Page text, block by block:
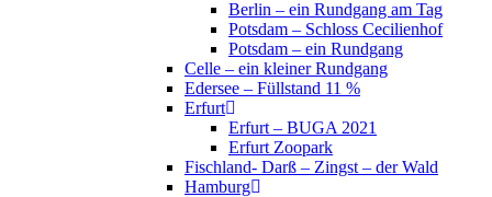
Berlin – ein Rundgang am Tag
Potsdam – Schloss Cecilienhof
Potsdam – ein Rundgang
Celle – ein kleiner Rundgang
Edersee – Füllstand 11 %
Erfurt
Erfurt – BUGA 2021
Erfurt Zoopark
Fischland- Darß – Zingst – der Wald
Hamburg